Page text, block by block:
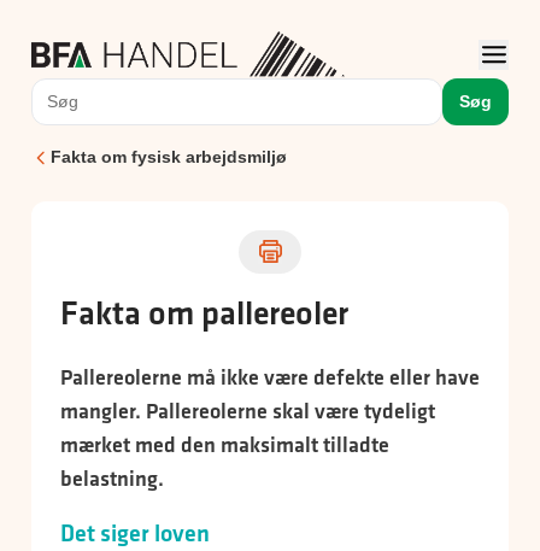
Søg
Fakta om fysisk arbejdsmiljø
Fakta om pallereoler
Pallereolerne må ikke være defekte eller have
mangler. Pallereolerne skal være tydeligt
mærket med den maksimalt tilladte
belastning.
Det siger loven